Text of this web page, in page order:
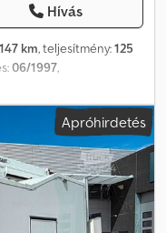
Hívás
km, teljesítmény:125
06/1997
osztály:euro2,
Benz 917 / Ruthmann
917 ?
helyezés:
? Váltó: Manuális váltó ?
Anton Ruthmann T
szakasz ? 4-pontos
Apróhirdetés